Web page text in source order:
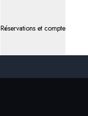
Réservations et compte